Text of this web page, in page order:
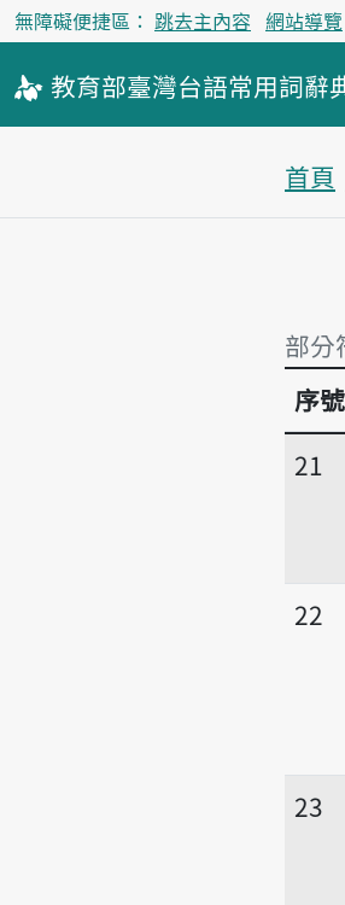
無障礙便捷區： 跳去主內容 網站導覽
教育部臺灣台語常用詞辭
首頁
部分
部
序號
21
22
23